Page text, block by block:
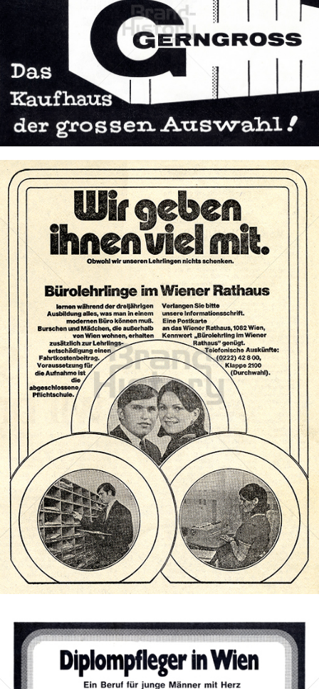
GERNGROSS - Wien Gerngross, Wien
Bild-ID: 74063
Stadt Wien STADT WIEN PID 1973
Bild-ID: 71867